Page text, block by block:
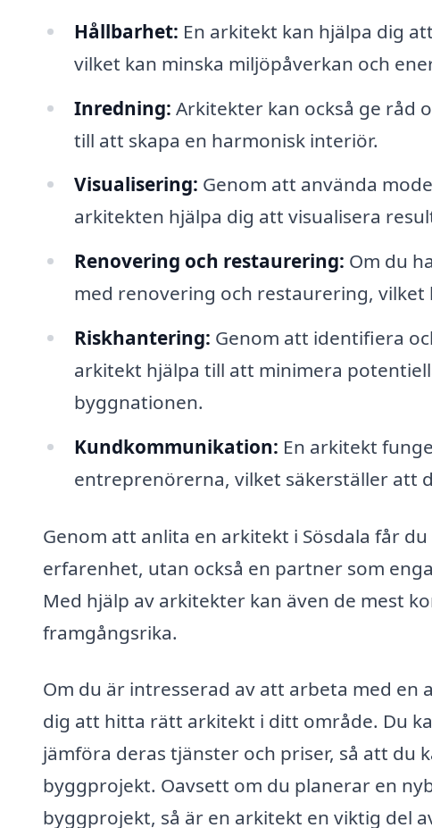
Hållbarhet: En arkitekt kan hjälpa dig
vilket kan minska miljöpåverkan och
Inredning: Arkitekter kan också ge råd
till att skapa en harmonisk interiör.
Visualisering: Genom att använda
arkitekten hjälpa dig att visualisera
Renovering och restaurering: Om du
med renovering och restaurering,
Riskhantering: Genom att identifiera
arkitekt hjälpa till att minimera
byggnationen.
Kundkommunikation: En arkitekt
entreprenörerna, vilket säkerställer att
Genom att anlita en arkitekt i Sösdala får
erfarenhet, utan också en partner som
Med hjälp av arkitekter kan även de mest
framgångsrika.
Om du är intresserad av att arbeta med
dig att hitta rätt arkitekt i ditt område. Du
jämföra deras tjänster och priser, så att
byggprojekt. Oavsett om du planerar en
byggprojekt, så är en arkitekt en viktig del